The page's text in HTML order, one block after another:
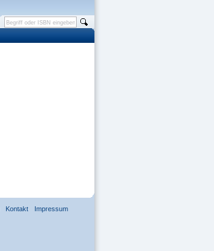
Kontakt Impressum